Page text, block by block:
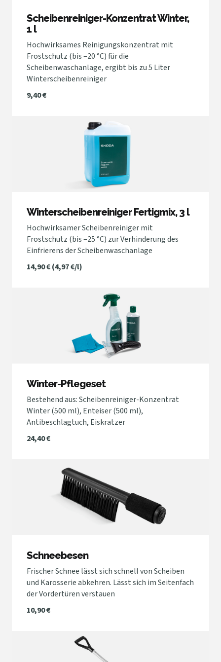
Scheibenreiniger-Konzentrat Winter,
1 l
Hochwirksames Reinigungskonzentrat mit
Frostschutz (bis –20 °C) für die
Scheibenwaschanlage, ergibt bis zu 5 Liter
Winterscheibenreiniger
9,40 €
Winterscheibenreiniger Fertigmix, 3 l
Hochwirksamer Scheibenreiniger mit
Frostschutz (bis –25 °C) zur Verhinderung des
Einfrierens der Scheibenwaschanlage
14,90 € (4,97 €/l)
Winter-Pflegeset
Bestehend aus: Scheibenreiniger-Konzentrat
Winter (500 ml), Enteiser (500 ml),
Antibeschlagtuch, Eiskratzer
24,40 €
Schneebesen
Frischer Schnee lässt sich schnell von Scheiben
und Karosserie abkehren. Lässt sich im Seitenfach
der Vordertüren verstauen
10,90 €